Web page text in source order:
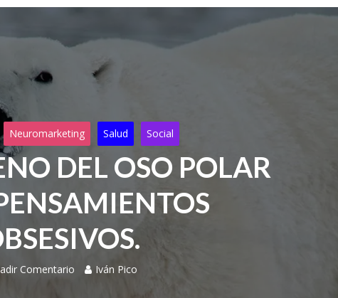
Neuromarketing Salud Social
DEL OSO POLAR
Comentario Iván Pico